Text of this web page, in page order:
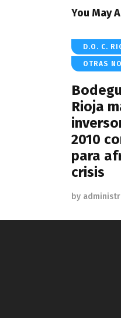
You May
D.O. C.
OTRAS
Rioja
2010
para
crisis
by